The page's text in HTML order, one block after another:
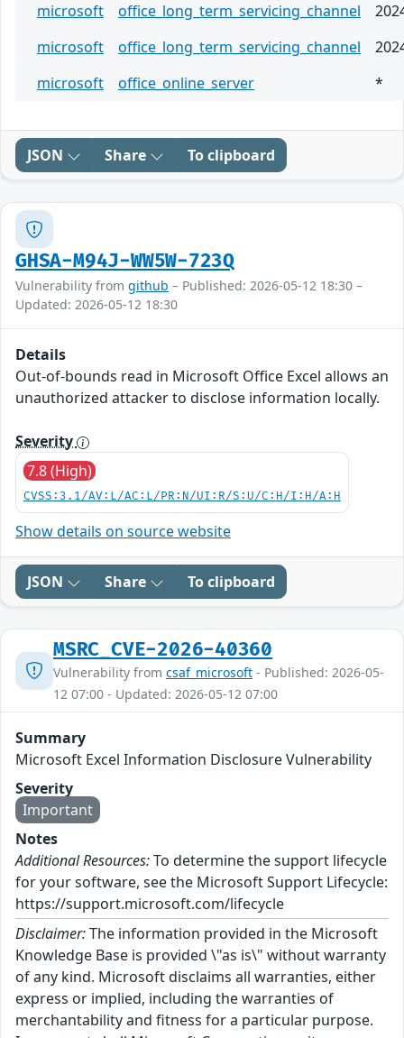
microsoft
office_long_term_servicing_channel
microsoft
office_long_term_servicing_channel
microsoft
office_online_server *
JSON Share To clipboard
GHSA-M94J-WW5W-723Q
Vulnerability from github – Published: 2026-05-12 18:30 –
Updated: 2026-05-12 18:30
Details
Out-of-bounds read in Microsoft Office Excel allows an
unauthorized attacker to disclose information locally.
Severity
7.8 (High)
CVSS:3.1/AV:L/AC:L/PR:N/UI:R/S:U/C:H/I:H/A:H
Show details on source website
JSON Share To clipboard
MSRC_CVE-2026-40360
Vulnerability from csaf_microsoft - Published: 2026-05-
12 07:00 - Updated: 2026-05-12 07:00
Summary
Microsoft Excel Information Disclosure Vulnerability
Severity
Important
Notes
Additional Resources:To determine the support lifecycle
for your software, see the Microsoft Support Lifecycle:
https://support.microsoft.com/lifecycle
Disclaimer:The information provided in the Microsoft
Knowledge Base is provided \"as is\" without warranty
of any kind. Microsoft disclaims all warranties, either
express or implied, including the warranties of
merchantability and fitness for a particular purpose.